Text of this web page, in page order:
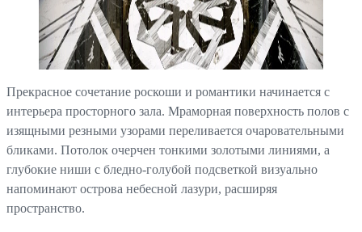
Прекрасное сочетание роскоши и романтики начинается с
интерьера просторного зала. Мраморная поверхность полов с
изящными резными узорами переливается очаровательными
бликами. Потолок очерчен тонкими золотыми линиями, а
глубокие ниши с бледно-голубой подсветкой визуально
напоминают острова небесной лазури, расширяя
пространство.